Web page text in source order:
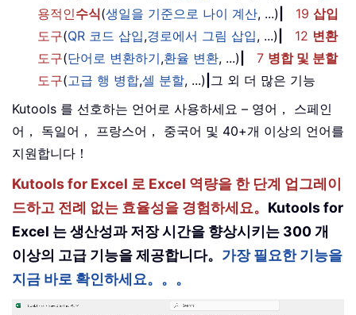
용적인수식(생일을 기준으로 나이 계산, ...) 19 삽입
도구(QR 코드 삽입,경로에서 그림 삽입, ...) 12 변환
도구(단어로 변환하기,환율 변환, ...) 7 병합 및 분할
도구(고급 행 병합,셀 분할, ...) 그 외 더 많은 기능
Kutools 를 선호하는 언어로 사용하세요 – 영어， 스페인
어， 독일어， 프랑스어， 중국어 및 40+개 이상의 언어를
지원합니다！
Kutools for Excel 로 Excel 역량을 한 단계 업그레이
드하고 전례 없는 효율성을 경험하세요。 Kutools for
Excel 는 생산성과 저장 시간을 향상시키는 300 개
이상의 고급 기능을 제공합니다。 가장 필요한 기능을
지금 바로 확인하세요。。。